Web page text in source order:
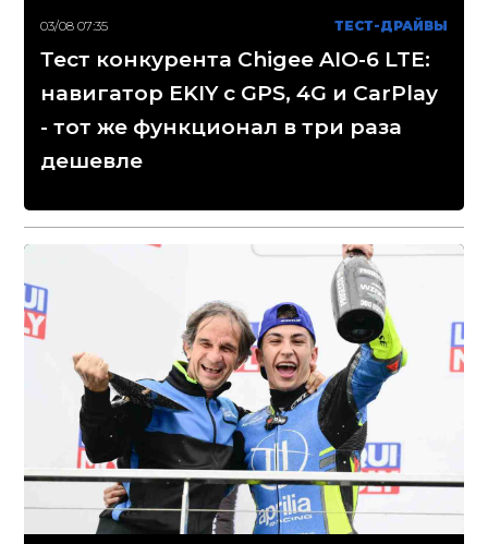
03/08 07:35 ТЕСТ-ДРАЙВЫ
Тест конкурента Chigee AIO-6 LTE:
навигатор EKIY с GPS, 4G и CarPlay
- тот же функционал в три раза
дешевле